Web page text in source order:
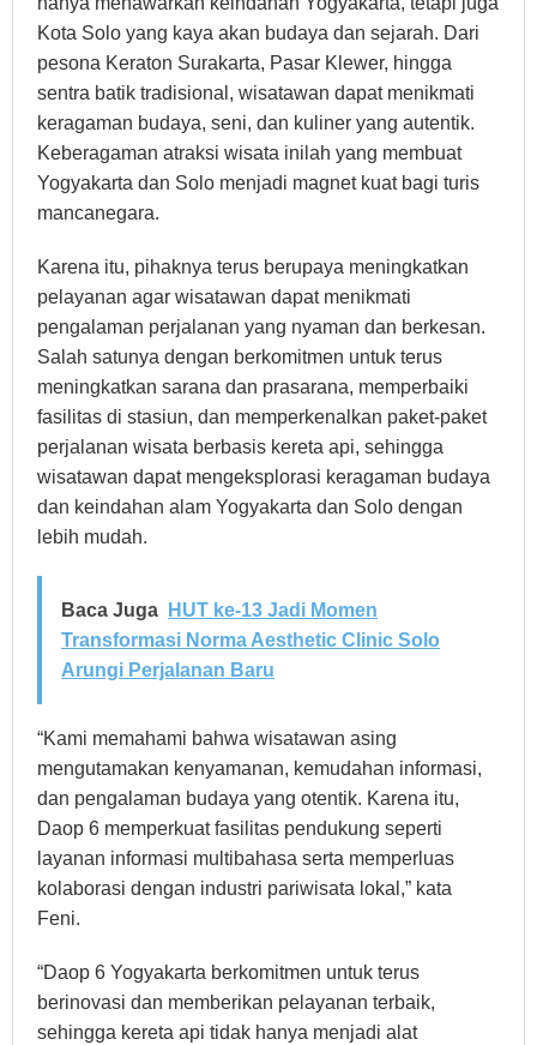
Kota Solo yang kaya akan budaya dan sejarah. Dari
pesona Keraton Surakarta, Pasar Klewer, hingga
sentra batik tradisional, wisatawan dapat menikmati
keragaman budaya, seni, dan kuliner yang autentik.
Keberagaman atraksi wisata inilah yang membuat
Yogyakarta dan Solo menjadi magnet kuat bagi turis
mancanegara.
Karena itu, pihaknya terus berupaya meningkatkan
pelayanan agar wisatawan dapat menikmati
pengalaman perjalanan yang nyaman dan berkesan.
Salah satunya dengan berkomitmen untuk terus
meningkatkan sarana dan prasarana, memperbaiki
fasilitas di stasiun, dan memperkenalkan paket-paket
perjalanan wisata berbasis kereta api, sehingga
wisatawan dapat mengeksplorasi keragaman budaya
dan keindahan alam Yogyakarta dan Solo dengan
lebih mudah.
Baca Juga
HUT ke-13 Jadi Momen
Transformasi Norma Aesthetic Clinic Solo
Arungi Perjalanan Baru
“Kami memahami bahwa wisatawan asing
mengutamakan kenyamanan, kemudahan informasi,
dan pengalaman budaya yang otentik. Karena itu,
Daop 6 memperkuat fasilitas pendukung seperti
layanan informasi multibahasa serta memperluas
kolaborasi dengan industri pariwisata lokal,” kata
Feni.
“Daop 6 Yogyakarta berkomitmen untuk terus
berinovasi dan memberikan pelayanan terbaik,
sehingga kereta api tidak hanya menjadi alat